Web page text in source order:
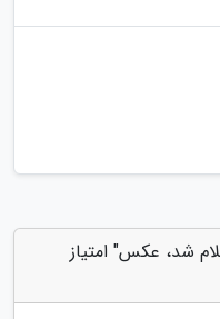
شد، عکس" امتیاز